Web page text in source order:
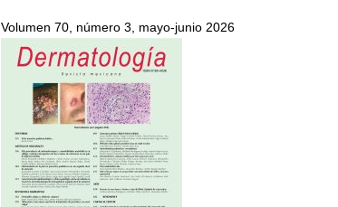
Volumen 70, número 3, mayo-junio 2026